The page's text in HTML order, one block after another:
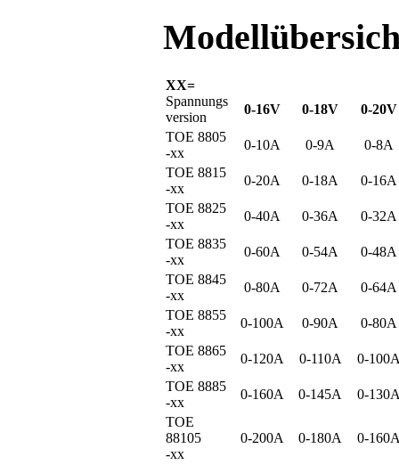
XX=
Spannungs
version
0-16V 0-18V
0-20V
TOE 8805
-xx
0-10A 0-9A
0-8A
TOE 8815
-xx
0-20A 0-18A
0-16A
TOE 8825
-xx
0-40A 0-36A
0-32A
TOE 8835
-xx
0-60A 0-54A
0-48A
TOE 8845
-xx
0-80A 0-72A
0-64A
TOE 8855
-xx
0-100A 0-90A
0-80A
TOE 8865
-xx
0-120A 0-110A
0-
TOE 8885
-xx
0-160A 0-145A
0-
TOE
88105
-xx
0-200A 0-180A 0-